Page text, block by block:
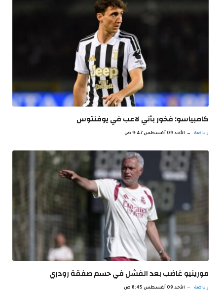
كامبياسو: فخور بأني لاعب في يوفنتوس
رياضة الأحد 09 أغسطس 9:47 ص
مورينيو غاضب بعد الفشل في حسم صفقة رودري
رياضة الأحد 09 أغسطس 8:45 ص